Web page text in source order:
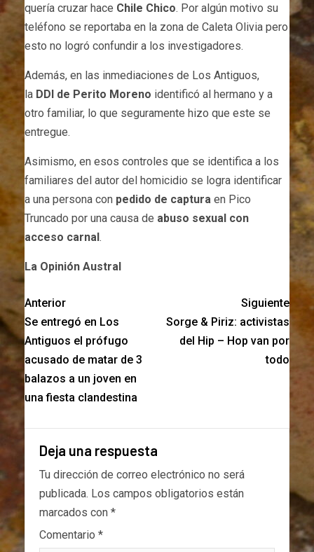
quería cruzar hace Chile Chico. Por algún motivo su
teléfono se reportaba en la zona de Caleta Olivia pero
esto no logró confundir a los investigadores.
Además, en las inmediaciones de Los Antiguos,
la DDI de Perito Moreno identificó al hermano y a
otro familiar, lo que seguramente hizo que este se
entregue.
Asimismo, en esos controles que se identifica a los
familiares del autor del homicidio se logra identificar
a una persona con pedido de captura en Pico
Truncado por una causa de abuso sexual con
acceso carnal.
La Opinión Austral
Anterior
Se entregó en Los
Antiguos el prófugo
acusado de matar de 3
balazos a un joven en
una fiesta clandestina
Siguiente
Sorge & Piriz: activistas
del Hip – Hop van por
todo
Deja una respuesta
Tu dirección de correo electrónico no será
publicada. Los campos obligatorios están
marcados con *
Comentario *